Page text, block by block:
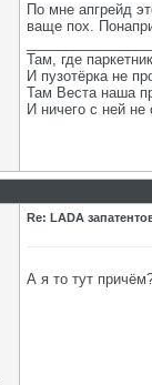
По мне апгрейд
ваще пох.
Там, где
И пузотёрка не
Там Веста наша
И ничего с ней не
Re: LADA
А я то тут